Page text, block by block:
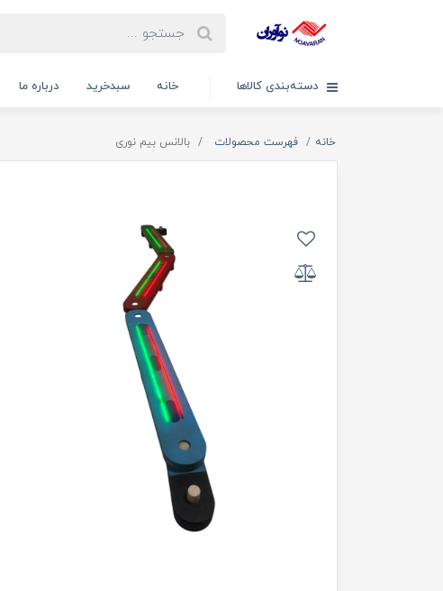
دسته‌بندی کالاها خانه سبدخرید درباره ما
خانه فهرست محصولات بالانس بیم نوری